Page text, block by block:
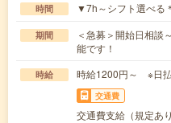
時間 ▼7h～シフト選べる
期間
＜急募＞開始日相
能です！
時給 時給1200円～ ※日
交通費
交通費支給（規定あり